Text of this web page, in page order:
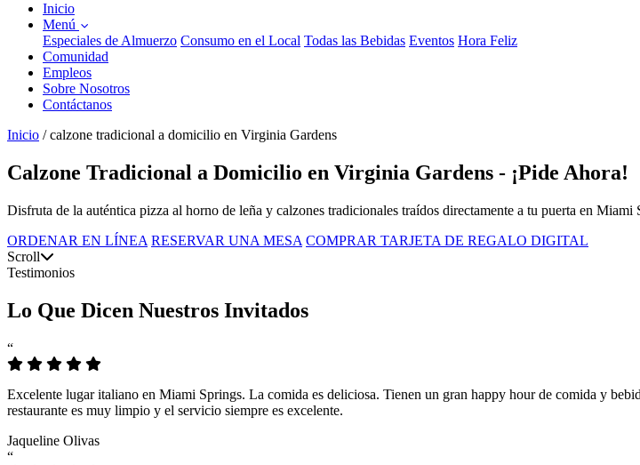
Inicio
Menú
Especiales de Almuerzo Consumo en el Local Todas las Bebidas Eventos Hora Feliz
Comunidad
Empleos
Sobre Nosotros
Contáctanos
Inicio / calzone tradicional a domicilio en Virginia Gardens
Calzone Tradicional a Domicilio en Virginia Gardens - ¡Pide Ahora!
Disfruta de la auténtica pizza al horno de leña y calzones tradicionales traídos directamente a tu puerta en Miami
ORDENAR EN LÍNEA RESERVAR UNA MESA COMPRAR TARJETA DE REGALO DIGITAL
Scroll
Testimonios
Lo Que Dicen Nuestros Invitados
“
Excelente lugar italiano en Miami Springs. La comida es deliciosa. Tienen un gran happy hour de comida y
restaurante es muy limpio y el servicio siempre es excelente.
Jaqueline Olivas
“